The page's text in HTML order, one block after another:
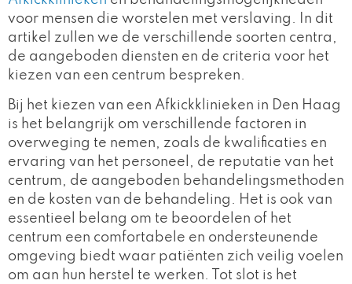
voor mensen die worstelen met verslaving. In dit
artikel zullen we de verschillende soorten centra,
de aangeboden diensten en de criteria voor het
kiezen van een centrum bespreken.
Bij het kiezen van een Afkickklinieken in Den Haag
is het belangrijk om verschillende factoren in
overweging te nemen, zoals de kwalificaties en
ervaring van het personeel, de reputatie van het
centrum, de aangeboden behandelingsmethoden
en de kosten van de behandeling. Het is ook van
essentieel belang om te beoordelen of het
centrum een comfortabele en ondersteunende
omgeving biedt waar patiënten zich veilig voelen
om aan hun herstel te werken. Tot slot is het